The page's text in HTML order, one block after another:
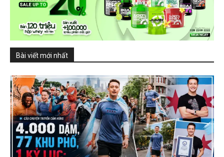
Bài viết mới nhất